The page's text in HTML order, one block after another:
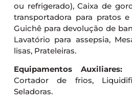
ou refrigerado), Caixa de
transportadora para pratos e
Guichê para devolução de
Lavatório para assepsia,
lisas, Prateleiras.
Equipamentos Auxiliares:
Cortador de frios,
Seladoras.